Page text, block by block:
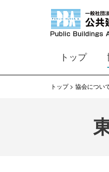
トップ
トップ 協会につい